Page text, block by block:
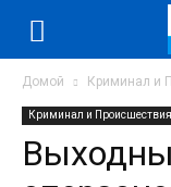
Домой Криминал и
Криминал и Происшествия